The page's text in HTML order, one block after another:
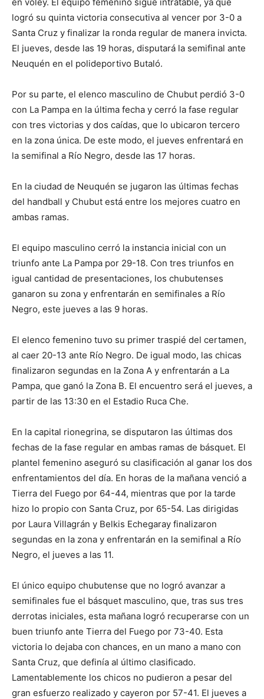
logró su quinta victoria consecutiva al vencer por 3-0 a
Santa Cruz y finalizar la ronda regular de manera invicta.
El jueves, desde las 19 horas, disputará la semifinal ante
Neuquén en el polideportivo Butaló.
Por su parte, el elenco masculino de Chubut perdió 3-0
con La Pampa en la última fecha y cerró la fase regular
con tres victorias y dos caídas, que lo ubicaron tercero
en la zona única. De este modo, el jueves enfrentará en
la semifinal a Río Negro, desde las 17 horas.
En la ciudad de Neuquén se jugaron las últimas fechas
del handball y Chubut está entre los mejores cuatro en
ambas ramas.
El equipo masculino cerró la instancia inicial con un
triunfo ante La Pampa por 29-18. Con tres triunfos en
igual cantidad de presentaciones, los chubutenses
ganaron su zona y enfrentarán en semifinales a Río
Negro, este jueves a las 9 horas.
El elenco femenino tuvo su primer traspié del certamen,
al caer 20-13 ante Río Negro. De igual modo, las chicas
finalizaron segundas en la Zona A y enfrentarán a La
Pampa, que ganó la Zona B. El encuentro será el jueves, a
partir de las 13:30 en el Estadio Ruca Che.
En la capital rionegrina, se disputaron las últimas dos
fechas de la fase regular en ambas ramas de básquet. El
plantel femenino aseguró su clasificación al ganar los dos
enfrentamientos del día. En horas de la mañana venció a
Tierra del Fuego por 64-44, mientras que por la tarde
hizo lo propio con Santa Cruz, por 65-54. Las dirigidas
por Laura Villagrán y Belkis Echegaray finalizaron
segundas en la zona y enfrentarán en la semifinal a Río
Negro, el jueves a las 11.
El único equipo chubutense que no logró avanzar a
semifinales fue el básquet masculino, que, tras sus tres
derrotas iniciales, esta mañana logró recuperarse con un
buen triunfo ante Tierra del Fuego por 73-40. Esta
victoria lo dejaba con chances, en un mano a mano con
Santa Cruz, que definía al último clasificado.
Lamentablemente los chicos no pudieron a pesar del
gran esfuerzo realizado y cayeron por 57-41. El jueves a